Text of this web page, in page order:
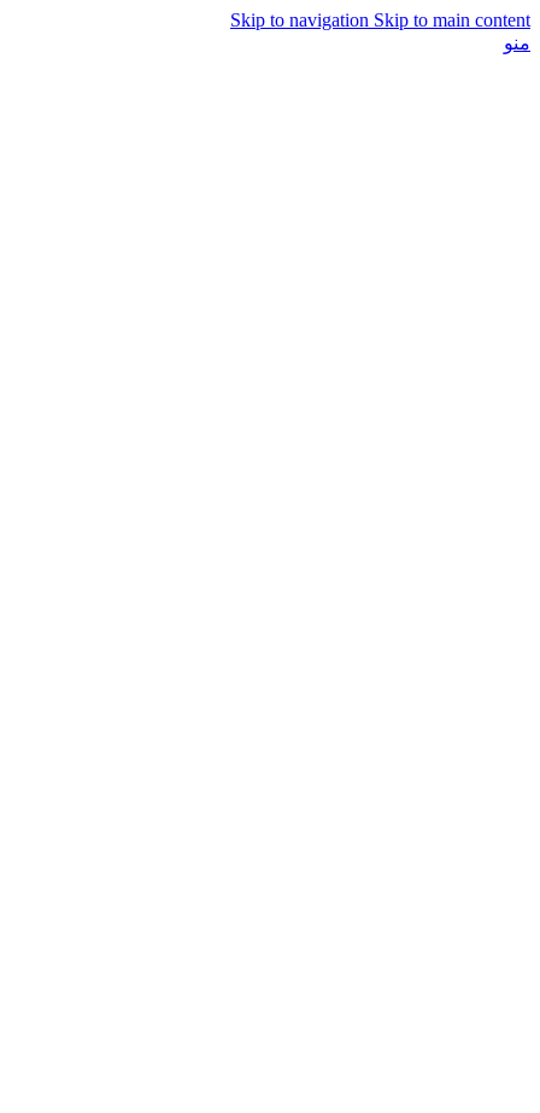
Skip to navigation Skip to main content
منو